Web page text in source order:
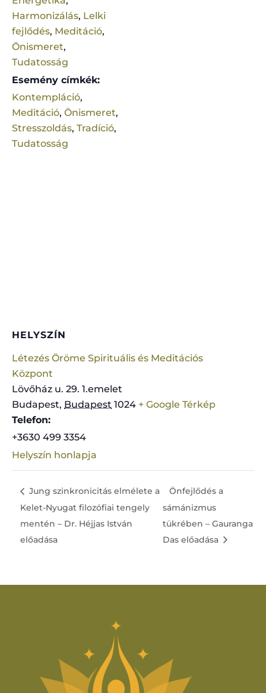
Harmonizálás, Lelki
fejlődés, Meditáció,
Önismeret,
Tudatosság
Esemény címkék:
Kontempláció,
Meditáció, Önismeret,
Stresszoldás, Tradíció,
Tudatosság
HELYSZÍN
Létezés Öröme Spirituális és Meditációs
Központ
Lövőház u. 29. 1.emelet
Budapest, Budapest 1024 + Google Térkép
Telefon:
+3630 499 3354
Helyszín honlapja
Jung szinkronicitás elmélete a
Kelet-Nyugat filozófiai tengely
mentén – Dr. Héjjas István
előadása
Önfejlődés a
sámánizmus
tükrében – Gauranga
Das előadása